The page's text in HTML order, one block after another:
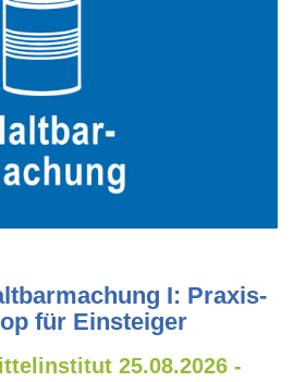
I: Praxis-
für Einsteiger
25.08.2026 -